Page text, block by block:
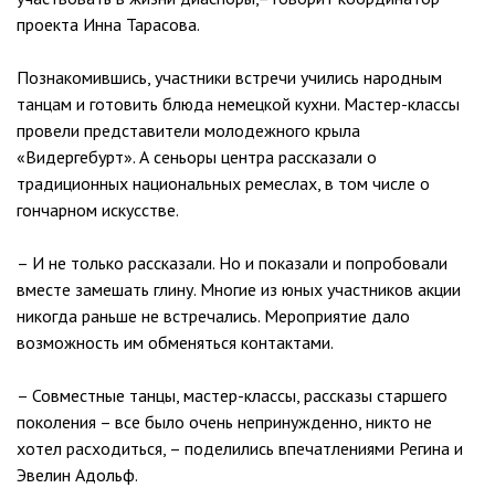
проекта Инна Тарасова.
Познакомившись, участники встречи учились народным
танцам и готовить блюда немецкой кухни. Мастер-классы
провели представители молодежного крыла
«Видергебурт». А сеньоры центра рассказали о
традиционных национальных ремеслах, в том числе о
гончарном искусстве.
– И не только рассказали. Но и показали и попробовали
вместе замешать глину. Многие из юных участников акции
никогда раньше не встречались. Мероприятие дало
возможность им обменяться контактами.
– Совместные танцы, мастер-классы, рассказы старшего
поколения – все было очень непринужденно, никто не
хотел расходиться, – поделились впечатлениями Регина и
Эвелин Адольф.